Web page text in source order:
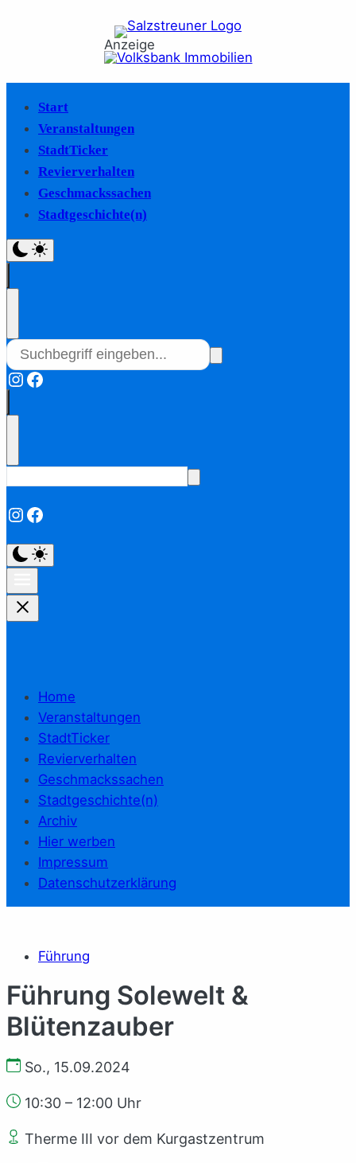
Anzeige
Start
Veranstaltungen
StadtTicker
Revierverhalten
Geschmackssachen
Stadtgeschichte(n)
Instagram
Facebook
Instagram
Facebook
Home
Veranstaltungen
StadtTicker
Revierverhalten
Geschmackssachen
Stadtgeschichte(n)
Archiv
Hier werben
Impressum
Datenschutzerklärung
Führung
Führung Solewelt &
Blütenzauber
So., 15.09.2024
10:30 – 12:00 Uhr
Therme III vor dem Kurgastzentrum